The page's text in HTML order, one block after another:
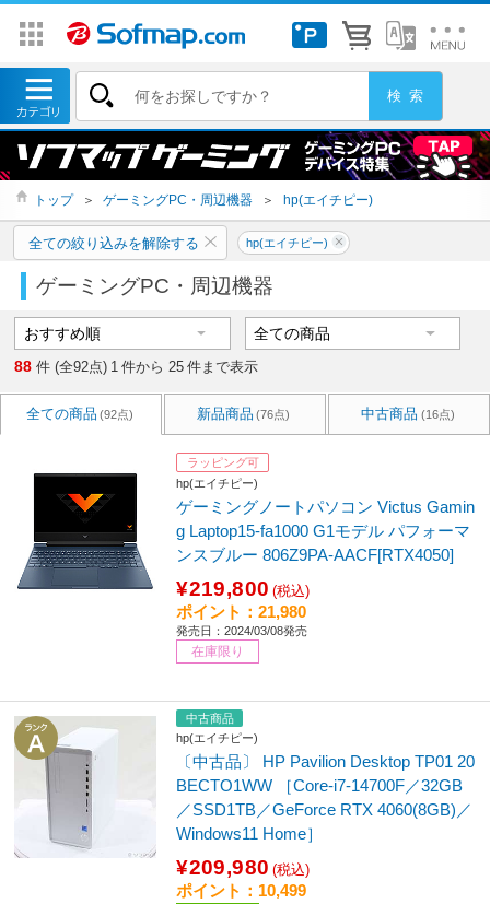
トップ ＞ ゲーミングPC・周辺機器 ＞ hp(エイチピー)
全ての絞り込みを解除する hp(エイチピー)
ゲーミングPC・周辺機器
88 件 (全92点) 1 件から 25 件まで表示
全ての商品 (92点) 新品商品 (76点) 中古商品 (16点)
ラッピング可
hp(エイチピー)
ゲーミングノートパソコン Victus Gamin
g Laptop15-fa1000 G1モデル パフォーマ
ンスブルー 806Z9PA-AACF[RTX4050]
¥219,800 (税込)
ポイント：21,980
発売日：2024/03/08発売
在庫限り
中古商品
hp(エイチピー)
〔中古品〕 HP Pavilion Desktop TP01 20
BECTO1WW ［Core-i7-14700F／32GB
／SSD1TB／GeForce RTX 4060(8GB)／
Windows11 Home］
¥209,980 (税込)
ポイント：10,499